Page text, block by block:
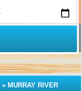
» MURRAY RIVER